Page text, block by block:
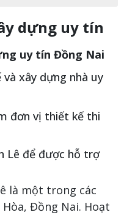
dựng uy tín
uy tín Đồng Nai
xây dựng nhà uy
đơn vị thiết kế thi
Lê để được hỗ trợ
là một trong các
Đồng Nai. Hoạt